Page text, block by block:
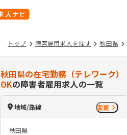
トップ 障害雇用求人を探す 秋田県
秋田県の在宅勤務（テレワーク）
OKの障害者雇用求人の一覧
地域/路線 変更
秋田県